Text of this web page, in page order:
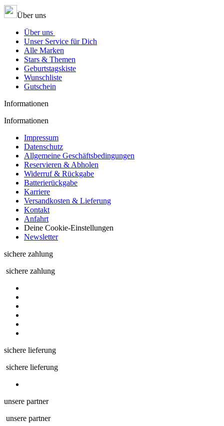
Über uns
Über uns
Unser Service für Dich
Alle Marken
Stars & Themen
Geburtstagskiste
Wunschliste
Gutschein
Informationen
Informationen
Impressum
Datenschutz
Allgemeine Geschäftsbedingungen
Reservieren & Abholen
Widerruf & Rückgabe
Batterierückgabe
Karriere
Versandkosten & Lieferung
Kontakt
Anfahrt
Deine Cookie-Einstellungen
Newsletter
sichere zahlung
sichere zahlung
sichere lieferung
sichere lieferung
unsere partner
unsere partner